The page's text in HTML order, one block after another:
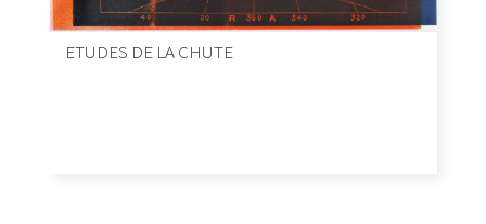
ETUDES DE LA CHUTE